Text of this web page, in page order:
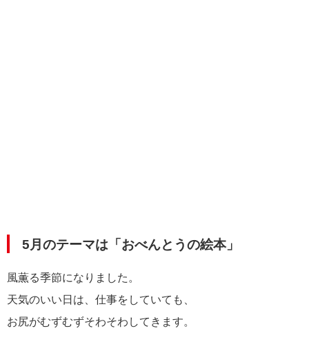
5月のテーマは「おべんとうの絵本」
風薫る季節になりました。
天気のいい日は、仕事をしていても、
お尻がむずむずそわそわしてきます。